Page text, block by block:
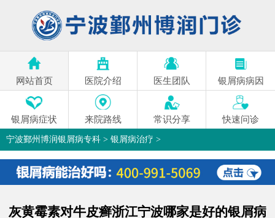
网站首页 医院介绍 医生团队 银屑病病因
银屑病症状 来院路线 常识分享 快速问诊
宁波鄞州博润银屑病专科 > 银屑病治疗 >
灰黄霉素对牛皮癣浙江宁波哪家是好的银屑病